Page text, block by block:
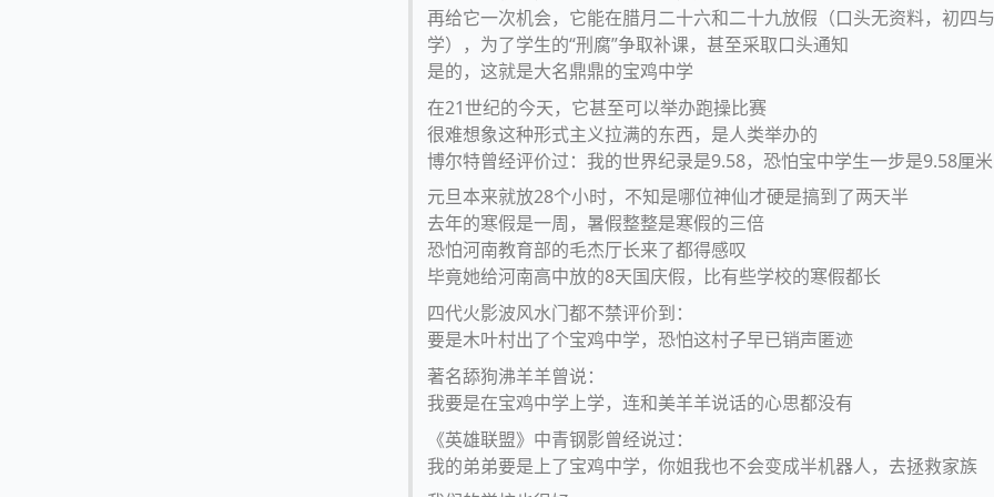
再给它一次机会，它能在腊月二十六和二十九放假（口头无资料，初四
学），为了学生的“刑腐”争取补课，甚至采取口头通知
是的，这就是大名鼎鼎的宝鸡中学
在21世纪的今天，它甚至可以举办跑操比赛
很难想象这种形式主义拉满的东西，是人类举办的
博尔特曾经评价过：我的世界纪录是9.58，恐怕宝中学生一步是9.58厘米
元旦本来就放28个小时，不知是哪位神仙才硬是搞到了两天半
去年的寒假是一周，暑假整整是寒假的三倍
恐怕河南教育部的毛杰厅长来了都得感叹
毕竟她给河南高中放的8天国庆假，比有些学校的寒假都长
四代火影波风水门都不禁评价到：
要是木叶村出了个宝鸡中学，恐怕这村子早已销声匿迹
著名舔狗沸羊羊曾说：
我要是在宝鸡中学上学，连和美羊羊说话的心思都没有
《英雄联盟》中青钢影曾经说过：
我的弟弟要是上了宝鸡中学，你姐我也不会变成半机器人，去拯救家族